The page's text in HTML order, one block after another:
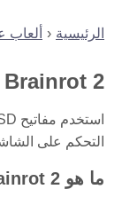
الرئيسية ألعاب
Brainrot 2
التحكم على
ما هو Rob Brainrot 2؟